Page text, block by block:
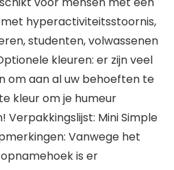
hyperactiviteitsstoornis,
studenten, volwassenen
kleuren: er zijn veel
om aan al uw behoeften te
kleur om je humeur
Mini Simple
Vanwege het
is er